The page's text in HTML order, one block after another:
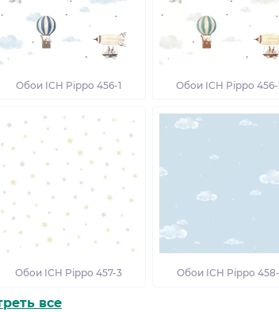
Обои ICH Pippo 456-1 Обои ICH Pippo
Обои ICH Pippo 457-3 Обои ICH Pippo 458-
все